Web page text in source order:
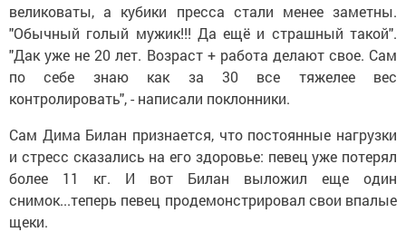
великоваты, а кубики пресса стали менее заметны.
"Обычный голый мужик!!! Да ещё и страшный такой".
"Дак уже не 20 лет. Возраст + работа делают свое. Сам
по себе знаю как за 30 все тяжелее вес
контролировать", - написали поклонники.
Сам Дима Билан признается, что постоянные нагрузки
и стресс сказались на его здоровье: певец уже потерял
более 11 кг. И вот Билан выложил еще один
снимок...теперь певец продемонстрировал свои впалые
щеки.